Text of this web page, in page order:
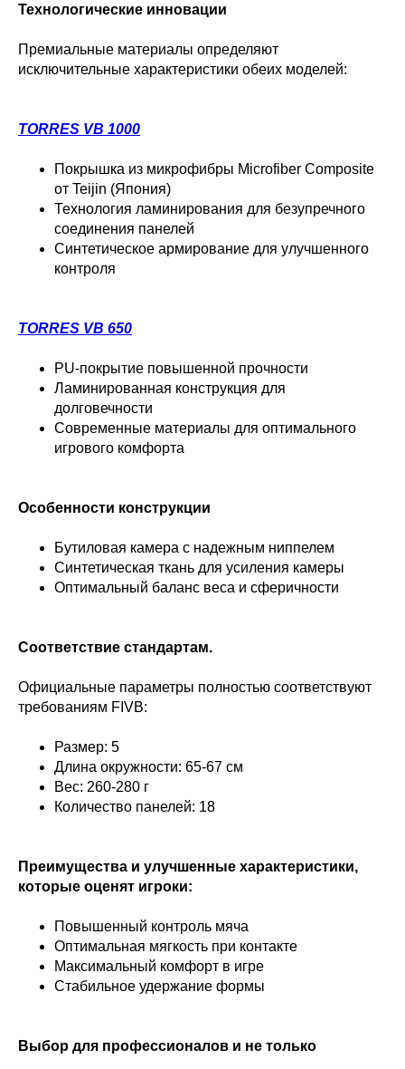
Технологические инновации
Премиальные материалы определяют
исключительные характеристики обеих моделей:
TORRES VB 1000
Покрышка из микрофибры Microfiber Composite
от Teijin (Япония)
Технология ламинирования для безупречного
соединения панелей
Синтетическое армирование для улучшенного
контроля
TORRES VB 650
PU-покрытие повышенной прочности
Ламинированная конструкция для
долговечности
Современные материалы для оптимального
игрового комфорта
Особенности конструкции
Бутиловая камера с надежным ниппелем
Синтетическая ткань для усиления камеры
Оптимальный баланс веса и сферичности
Соответствие стандартам.
Официальные параметры полностью соответствуют
требованиям FIVB:
Размер: 5
Длина окружности: 65-67 см
Вес: 260-280 г
Количество панелей: 18
Преимущества и улучшенные характеристики,
которые оценят игроки:
Повышенный контроль мяча
Оптимальная мягкость при контакте
Максимальный комфорт в игре
Стабильное удержание формы
Выбор для профессионалов и не только